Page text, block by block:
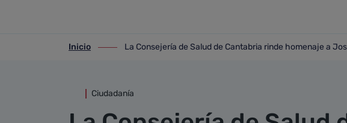
ir-a inicio
Inicio
ir-a La Consejería de Salud de Cantabria rinde
La Consejería de Salud de Cantabria rinde homenaje a
Ciudadanía